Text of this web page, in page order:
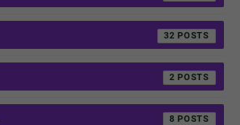
32
2
8